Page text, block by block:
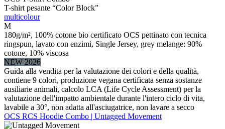
T-shirt pesante “Color Block”
multicolour
M
180g/m², 100% cotone bio certificato OCS pettinato con tecnica
ringspun, lavato con enzimi, Single Jersey, grey melange: 90%
cotone, 10% viscosa
NEW 2026
Guida alla vendita per la valutazione dei colori e della qualità,
contiene 9 colori, produzione vegana certificata senza sostanze
ausiliarie animali, calcolo LCA (Life Cycle Assessment) per la
valutazione dell'impatto ambientale durante l'intero ciclo di vita,
lavabile a 30°, non adatta all'asciugatrice, non lavare a secco
OCS RCS Hoodie Combo | Untagged Movement